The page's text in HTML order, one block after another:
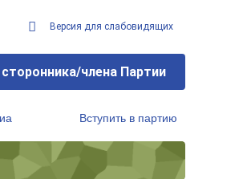
Версия для слабовидящих
члена Партии
Вступить в партию